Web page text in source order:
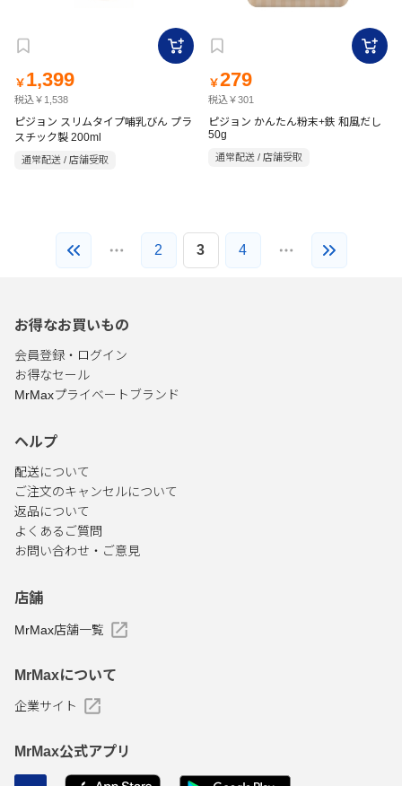
￥ 1,399
税込￥1,538
ピジョン スリムタイプ哺乳びん プラ
スチック製 200ml
通常配送 / 店舗受取
￥279
税込￥301
ピジョン かんたん粉末+鉄 和風だし
50g
通常配送 / 店舗受取
2 3 4
お得なお買いもの
会員登録・ログイン
お得なセール
MrMaxプライベートブランド
ヘルプ
配送について
ご注文のキャンセルについて
返品について
よくあるご質問
お問い合わせ・ご意見
店舗
MrMax店舗一覧
MrMaxについて
企業サイト
MrMax公式アプリ